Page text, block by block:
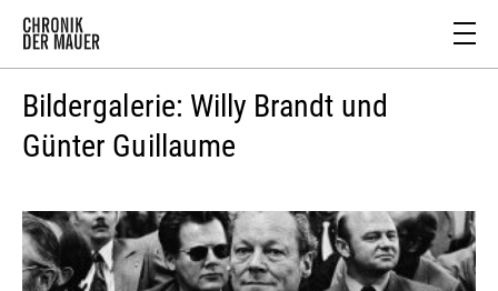
Bildergalerie: Willy Brandt und
Günter Guillaume